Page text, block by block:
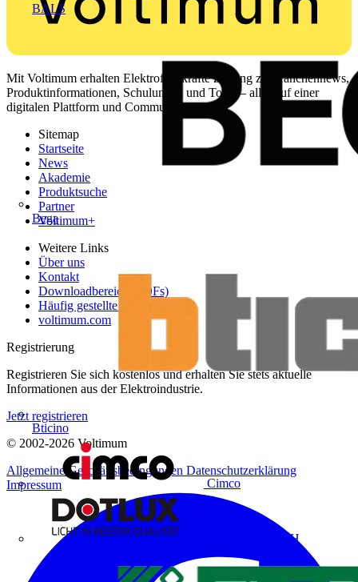
BALS
Bega
Bticino
Cimco
DOTLUX GmbH
Mit Voltimum erhalten Elektrofachkräfte Zugang zu Branchennews,
Produktinformationen, Schulungen und Tools – alles auf einer
digitalen Plattform und Community.
Sitemap
Startseite
News
Akademie
Produktsuche
Partner
Voltimum+
Weitere Links
Über uns
Kontakt
Downloadbereich (PDFs)
Häufig gestellte Fragen
voltimum.com
Registrierung
Registrieren Sie sich kostenlos und erhalten Sie stets aktuelle
Informationen aus der Elektroindustrie.
Jetzt registrieren
© 2002-2026 Voltimum
Allgemeine Geschäftsbedingungen Datenschutzerklärung
Impressum